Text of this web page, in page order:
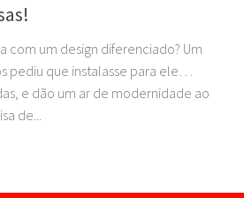
com um design diferenciado? Um
pediu que instalasse para ele…
e dão um ar de modernidade ao
de...